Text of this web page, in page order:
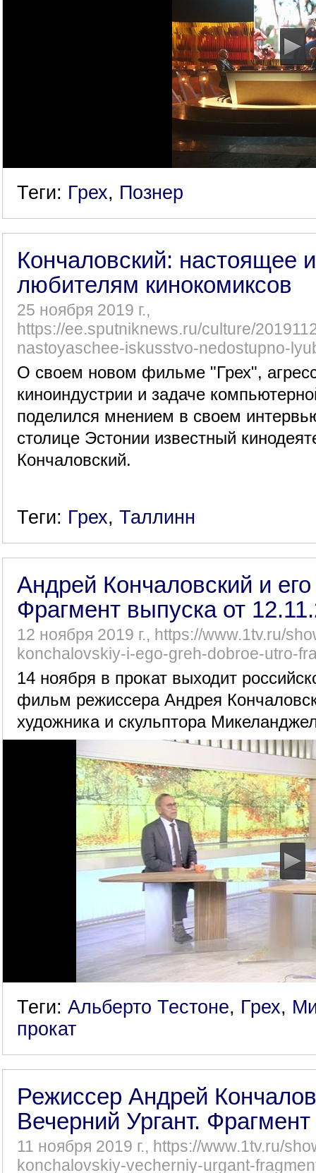
Теги: Грех, Познер
Кончаловский: настоящее
любителям кинокомиксов
25 ноября 2019 г.,
https://ee.sputniknews.ru/culture/
nastoyaschee-iskusstvo-nedostupno-
О своем новом фильме "Грех",
киноиндустрии и задаче
поделился мнением в своем
столице Эстонии известный
Кончаловский.
Теги: Грех, Таллинн
Андрей Кончаловский и
Фрагмент выпуска от
12 ноября 2019 г., https://www.1tv.ru/
konchalovskiy-i-ego-greh-dobroe-utro-
14 ноября в прокат выходит
фильм режиссера Андрея
художника и скульптора
Теги: Альберто Тестоне, Грех,
прокат
Режиссер Андрей
Вечерний Ургант.
11 ноября 2019 г., https://www.1tv.ru/
konchalovskiy-vecherniy-urgant-